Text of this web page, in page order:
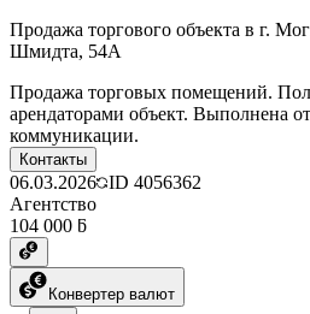
Продажа торгового объекта в г.
Шмидта, 54А
Продажа торговых помещений.
арендаторами объект. Выполнена
коммуникации.
Контакты
06.03.2026 ID 4056362
Агентство
104 000 ƃ
Конвертер валют